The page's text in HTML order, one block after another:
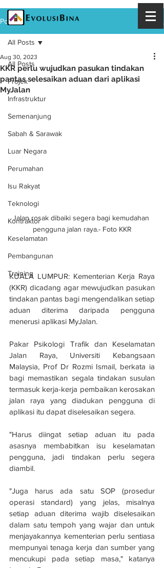
Post
All Posts
Projek
Infrastruktur
Semenanjung
Sabah & Sarawak
Luar Negara
Perumahan
Isu Rakyat
Teknologi
Kontraktor
Keselamatan
Pembangunan
Training
All Posts
KKR perlu wujudkan pasukan tindakan
pantas selesaikan aduan dari aplikasi
MyJalan
Aug 30, 2023
Jalan rosak dibaiki segera bagi kemudahan
pengguna jalan raya.- Foto KKR
KUALA LUMPUR: Kementerian Kerja Raya
(KKR) dicadang agar mewujudkan pasukan
tindakan pantas bagi mengendalikan setiap
aduan diterima daripada pengguna
menerusi aplikasi MyJalan.
Pakar Psikologi Trafik dan Keselamatan
Jalan Raya, Universiti Kebangsaan
Malaysia, Prof Dr Rozmi Ismail, berkata ia
bagi memastikan segala tindakan susulan
termasuk kerja-kerja pembaikan kerosakan
jalan raya yang diadukan pengguna di
aplikasi itu dapat diselesaikan segera.
"Harus diingat setiap aduan itu pada
asasnya membabitkan isu keselamatan
pengguna, jadi tindakan perlu segera
diambil.
"Juga harus ada satu SOP (prosedur
operasi standard) yang jelas, misalnya
setiap aduan diterima wajib diselesaikan
dalam satu tempoh yang wajar dan untuk
menjayakannya kementerian perlu sentiasa
mempunyai tenaga kerja dan sumber yang
mencukupi pada setiap masa," katanya